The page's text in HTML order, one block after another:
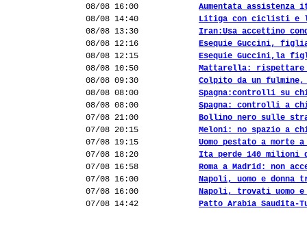
08/08 16:00
Aumentata assistenza
08/08 14:40
Litiga con ciclisti
08/08 13:30
Iran:Usa accettino
08/08 12:16
Esequie Guccini,
08/08 12:15
Esequie Guccini,la
08/08 10:50
Mattarella:
08/08 09:30
Colpito da un fulmine,
08/08 08:00
Spagna:controlli su
08/08 08:00
Spagna: controlli a
07/08 21:00
Bollino nero sulle
07/08 20:15
Meloni: no spazio a
07/08 19:15
Uomo pestato a morte
07/08 18:20
Ita perde 140 milioni
07/08 16:58
Roma a Madrid: non
07/08 16:00
Napoli, uomo e donna
07/08 16:00
Napoli, trovati uomo e
07/08 14:42
Patto Arabia Saudita-